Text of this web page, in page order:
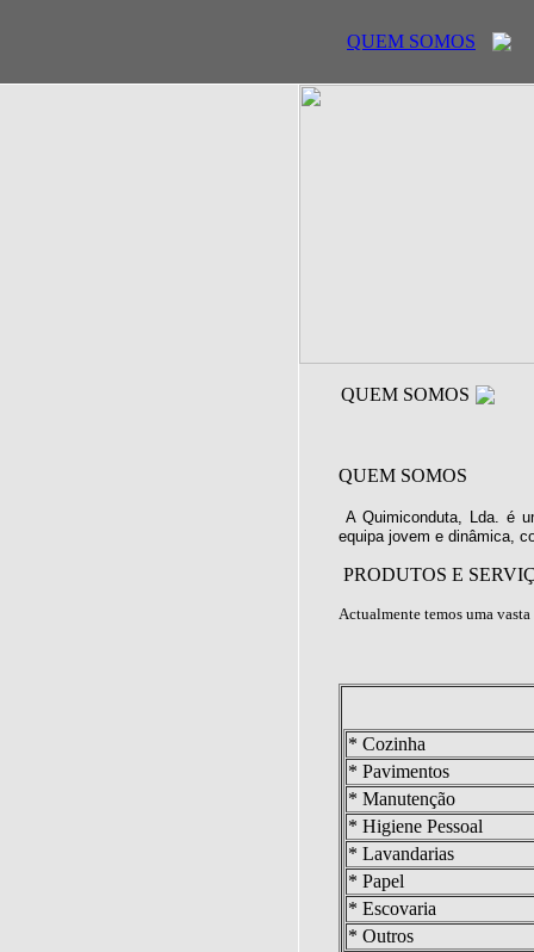
QUEM SOMOS
QUEM SOMOS
QUEM SOMOS
A Quimiconduta, Lda. é
equipa jovem e dinâmica,
PRODUTOS E
Actualmente temos uma
* Cozinha
* Pavimentos
* Manutenção
* Higiene Pessoal
* Lavandarias
* Papel
* Escovaria
* Outros